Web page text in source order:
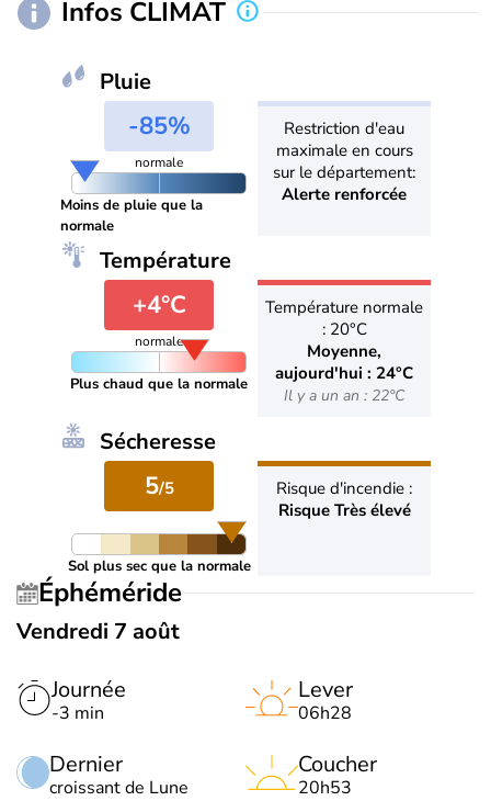
Infos CLIMAT
Pluie
-85%
normale
Moins de pluie que la
normale
Restriction d'eau
maximale en cours
sur le département:
Alerte renforcée
Température
+4°C
normale
Plus chaud que la normale
Température normale
: 20°C
Moyenne,
aujourd'hui : 24°C
Il y a un an : 22°C
Sécheresse
5/5
Sol plus sec que la normale
Risque d'incendie :
Risque Très élevé
Éphéméride
Vendredi 7 août
Journée
-3 min
Dernier
croissant de Lune
Lever
06h28
Coucher
20h53